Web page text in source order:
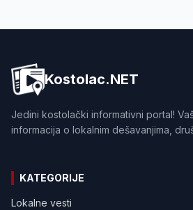
Kostolac.NET
Jedini kostolački informativni portal!
informacija o lokalnim dešavanjima,
KATEGORIJE
Lokalne vesti